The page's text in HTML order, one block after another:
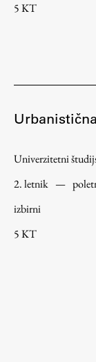
5 KT
Univerzitetni
2. letnik —
izbirni
5 KT